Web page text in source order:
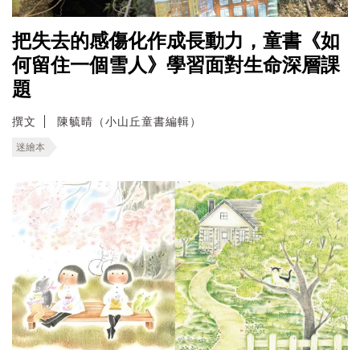
把失去的感傷化作成長動力，童書《如
何留住一個雪人》學習面對生命深層課
題
撰文 陳毓晴（小山丘童書編輯）
迷繪本